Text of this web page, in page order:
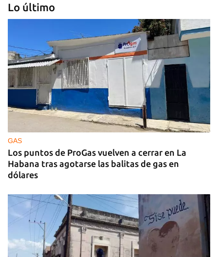
GUERRA
Ucrania ataca otro centro logístico del Amazon
ruso, esta vez en los Urales
Lo último
GAS
Los puntos de ProGas vuelven a cerrar en La
Habana tras agotarse las balitas de gas en
dólares